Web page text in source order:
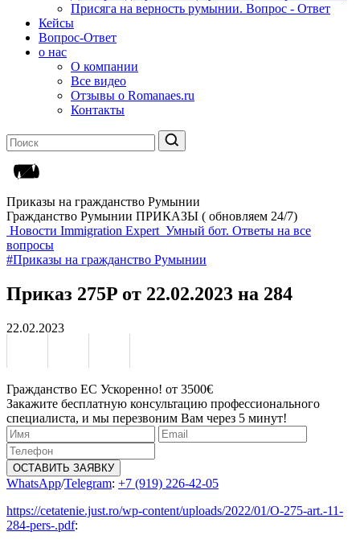
Присяга на верность румынии. Вопрос - Ответ
Кейсы
Вопрос-Ответ
о нас
О компании
Все видео
Отзывы о Romanaes.ru
Контакты
Приказы на гражданство Румынии
Гражданство Румынии ПРИКАЗЫ ( обновляем 24/7)
Новости Immigration Expert Умный бот. Ответы на все
вопросы
#Приказы на гражданство Румынии
Приказ 275P от 22.02.2023 на 284
22.02.2023
Гражданство ЕС Ускоренно! от 3500€
Закажите бесплатную консультацию профессионального
специалиста, и мы перезвоним Вам через 5 минут!
ОСТАВИТЬ ЗАЯВКУ
WhatsApp/Telegram: +7 (919) 226-42-05
https://cetatenie.just.ro/wp-content/uploads/2022/01/O-275-art.-11-
284-pers-.pdf: